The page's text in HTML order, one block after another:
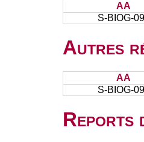
AA
S-BIOG-
Autres
AA
S-BIOG-
Reports